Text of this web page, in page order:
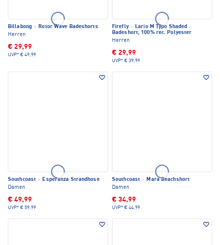
Billabong · Rotor Wave Badeshorts
Herren
€ 29,99
UVP* € 49,99
Firefly · Lario M Typo Shaded
Badeshort, 100% rec. Polyester
Herren
€ 29,99
UVP* € 39,99
Southcoast · Esperanza Strandhose
Damen
€ 49,99
UVP* € 59,99
Southcoast · Mara Beachshort
Damen
€ 34,99
UVP* € 44,99